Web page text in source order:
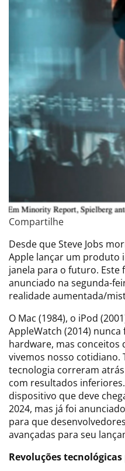
Compartilhe
Desde que Steve Jobs
Apple lançar um produto
janela para o futuro. Este
anunciado na segunda-
realidade aumentada/
O Mac (1984), o iPod
AppleWatch (2014)
hardware, mas
vivemos nosso cotidiano.
tecnologia correram
com resultados
dispositivo que deve
2024, mas já foi
para que
avançadas para seu
Revoluções